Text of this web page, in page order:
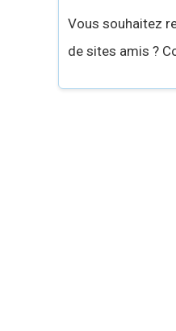
Vous souhaitez
de sites amis ?